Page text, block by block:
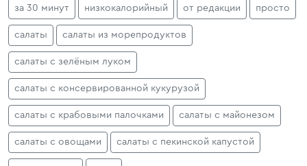
за 30 минут низкокалорийный от редакции просто
салаты салаты из морепродуктов
салаты с зелёным луком
салаты с консервированной кукурузой
салаты с крабовыми палочками салаты с майонезом
салаты с овощами салаты с пекинской капустой